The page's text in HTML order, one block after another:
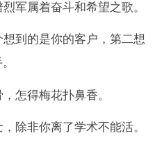
属着奋斗和希望之歌。
到的是你的客户，第二想
得梅花扑鼻香。
非你离了学术不能活。